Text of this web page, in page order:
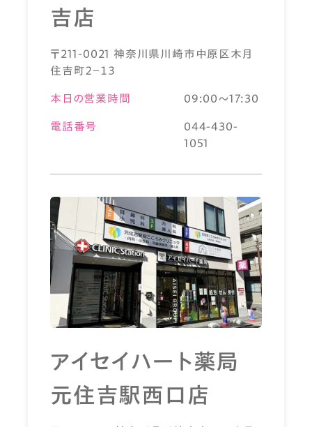
吉店
〒211-0021 神奈川県川崎市中原区木月
住吉町２－１３
本日の営業時間 09:00～17:30
電話番号
044-430-
1051
アイセイハート薬局
元住吉駅西口店